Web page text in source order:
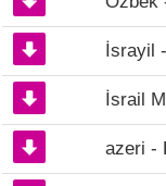
İsrayil
İsrail
azeri -